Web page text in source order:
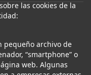
las cookies de la
pequeño archivo de
“smartphone” o
web. Algunas